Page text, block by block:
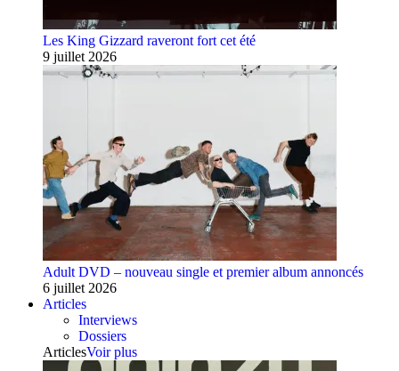
Les King Gizzard raveront fort cet été
9 juillet 2026
Adult DVD – nouveau single et premier album annoncés
6 juillet 2026
Articles
Interviews
Dossiers
ArticlesVoir plus